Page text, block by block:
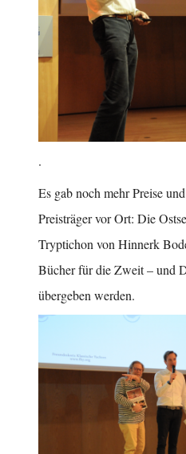
.
Es gab noch mehr Preise
Preisträger vor Ort: Die
Tryptichon von Hinnerk
Bücher für die Zweit – und
übergeben werden.